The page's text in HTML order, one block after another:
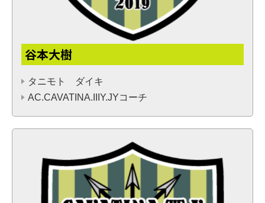
谷本大樹
タニモト ダイキ
AC.CAVATINA.IIIY.JYコーチ